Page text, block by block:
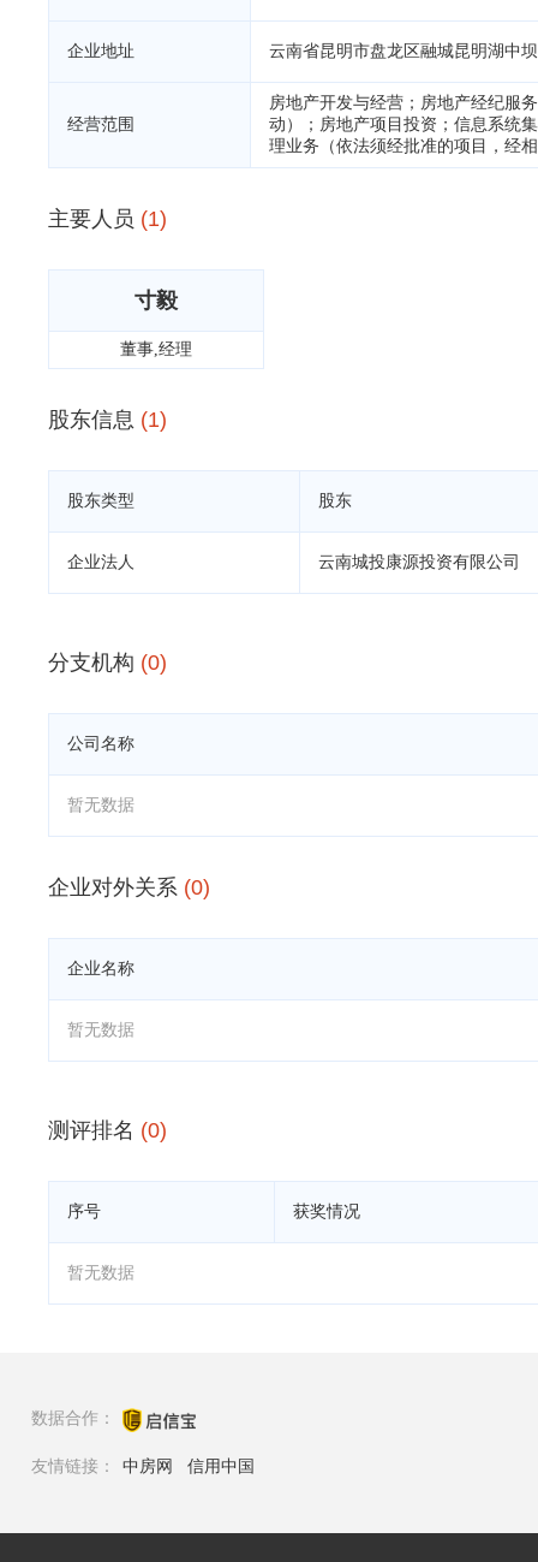
企业地址 云南省昆明市盘龙区融城昆明湖中
经营范围
房地产开发与经营；房地产经纪服
动）；房地产项目投资；信息系统
理业务（依法须经批准的项目，经
主要人员 (1)
寸毅
董事,经理
股东信息 (1)
股东类型 股东
企业法人 云南城投康源投资有限公司
分支机构 (0)
公司名称
暂无数据
企业对外关系 (0)
企业名称
暂无数据
测评排名 (0)
序号 获奖情况
暂无数据
数据合作：
友情链接： 中房网 信用中国